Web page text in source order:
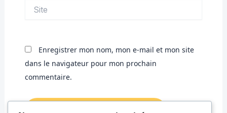
Enregistrer mon nom, mon e-mail et mon site
dans le navigateur pour mon prochain
commentaire.